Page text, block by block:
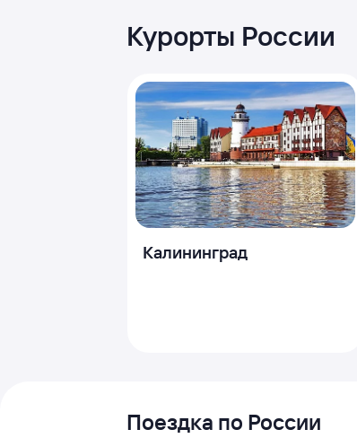
Курорты России
Калининград
Поездка по России